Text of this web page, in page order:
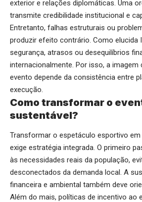
exterior e relações diplomáticas. Uma
transmite credibilidade institucional e
Entretanto, falhas estruturais ou
produzir efeito contrário. Como elucida
segurança, atrasos ou desequilíbrios
internacionalmente. Por isso, a imagem
evento depende da consistência entre
execução.
Como transformar o
sustentável?
Transformar o espetáculo esportivo em
exige estratégia integrada. O primeiro
às necessidades reais da população,
desconectados da demanda local. A
financeira e ambiental também deve
Além do mais, políticas de incentivo ao